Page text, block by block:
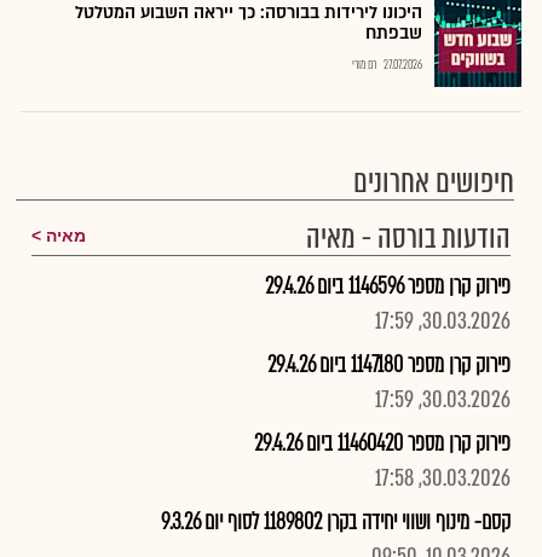
היכונו לירידות בבורסה: כך ייראה השבוע המטלטל
שבפתח
27.07.2026 רם מורי
חיפושים אחרונים
הודעות בורסה - מאיה
מאיה
פירוק קרן מספר 1146596 ביום 29.4.26
30.03.2026, 17:59
פירוק קרן מספר 1147180 ביום 29.4.26
30.03.2026, 17:59
פירוק קרן מספר 11460420 ביום 29.4.26
30.03.2026, 17:58
קסם- מינוף ושווי יחידה בקרן 1189802 לסוף יום 9.3.26